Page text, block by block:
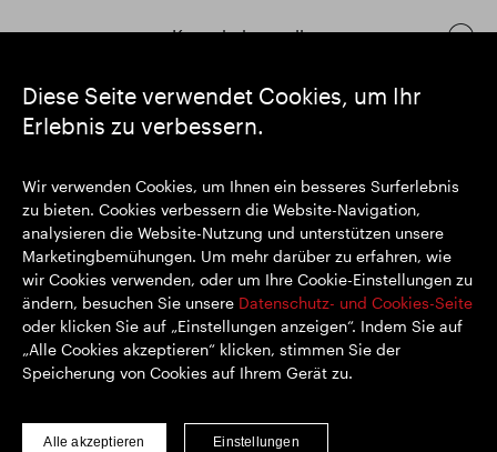
Diese Seite verwendet Cookies, um Ihr
Erlebnis zu verbessern.
Wir verwenden Cookies, um Ihnen ein besseres Surferlebnis
zu bieten. Cookies verbessern die Website-Navigation,
analysieren die Website-Nutzung und unterstützen unsere
Marketingbemühungen. Um mehr darüber zu erfahren, wie
wir Cookies verwenden, oder um Ihre Cookie-Einstellungen zu
ändern, besuchen Sie unsere Datenschutz- und Cookies-Seite
oder klicken Sie auf „Einstellungen anzeigen“. Indem Sie auf
„Alle Cookies akzeptieren“ klicken, stimmen Sie der
Speicherung von Cookies auf Ihrem Gerät zu.
Alle akzeptieren
Einstellungen
Kontakt herstellen
https://www.linkedin.com/
Eingetragener Sitz: 1 New Burlington Place, London W1S 2HR
Im Vereinigten Königreich registrierte Nr. 167591
Registrierungsort: England & Wales
© SEGRO 2022
Haftungsausschluss
Cookie-Richtlinie